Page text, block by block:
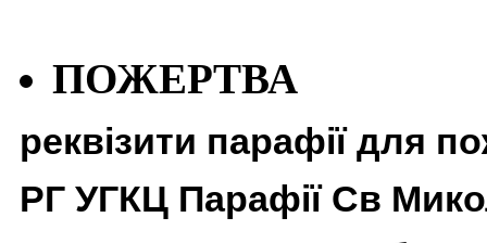
ПОЖЕРТВА
реквізити парафії для
РГ УГКЦ Парафії Св